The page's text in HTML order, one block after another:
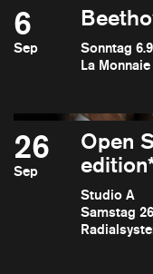
6
Sep
Sonntag
La
26
Sep
Open
Studio A
Samstag